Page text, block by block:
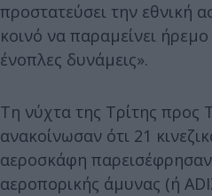
προστατεύσει την εθνική
κοινό να παραμείνει ήρεμο
ένοπλες δυνάμεις».
Τη νύχτα της Τρίτης προς
ανακοίνωσαν ότι 21
αεροσκάφη
αεροπορικής άμυνας (ή